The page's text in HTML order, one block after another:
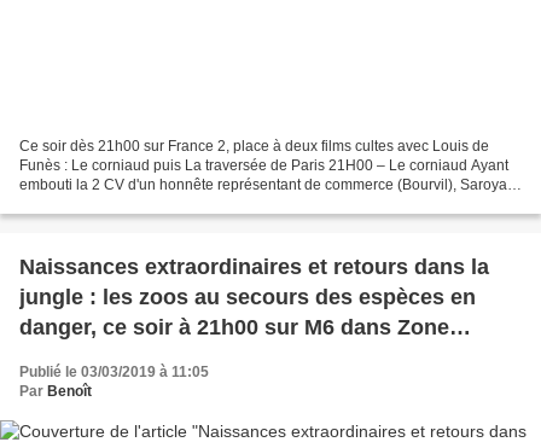
Ce soir dès 21h00 sur France 2, place à deux films cultes avec Louis de
Funès : Le corniaud puis La traversée de Paris 21H00 – Le corniaud Ayant
embouti la 2 CV d'un honnête représentant de commerce (Bourvil), Saroyan
Naissances extraordinaires et retours dans la
jungle : les zoos au secours des espèces en
danger, ce soir à 21h00 sur M6 dans Zone
Publié le 03/03/2019 à 11:05
Par Benoît